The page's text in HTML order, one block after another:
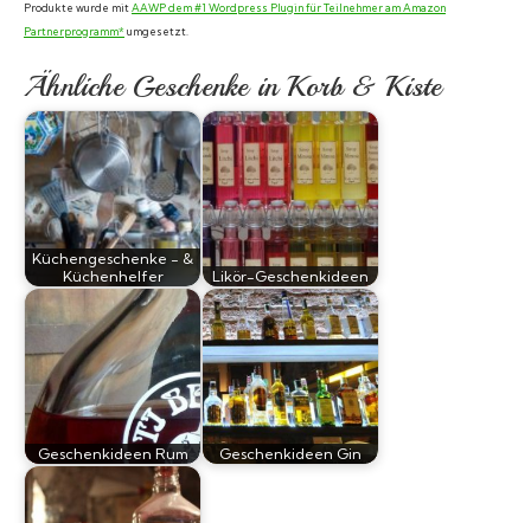
Produkte wurde mitAAWP dem #1 Wordpress Plugin für Teilnehmer am Amazon
Partnerprogramm*umgesetzt.
Ähnliche Geschenke in Korb & Kiste
Küchengeschenke - &
Küchenhelfer
Likör-Geschenkideen
Geschenkideen Rum Geschenkideen Gin